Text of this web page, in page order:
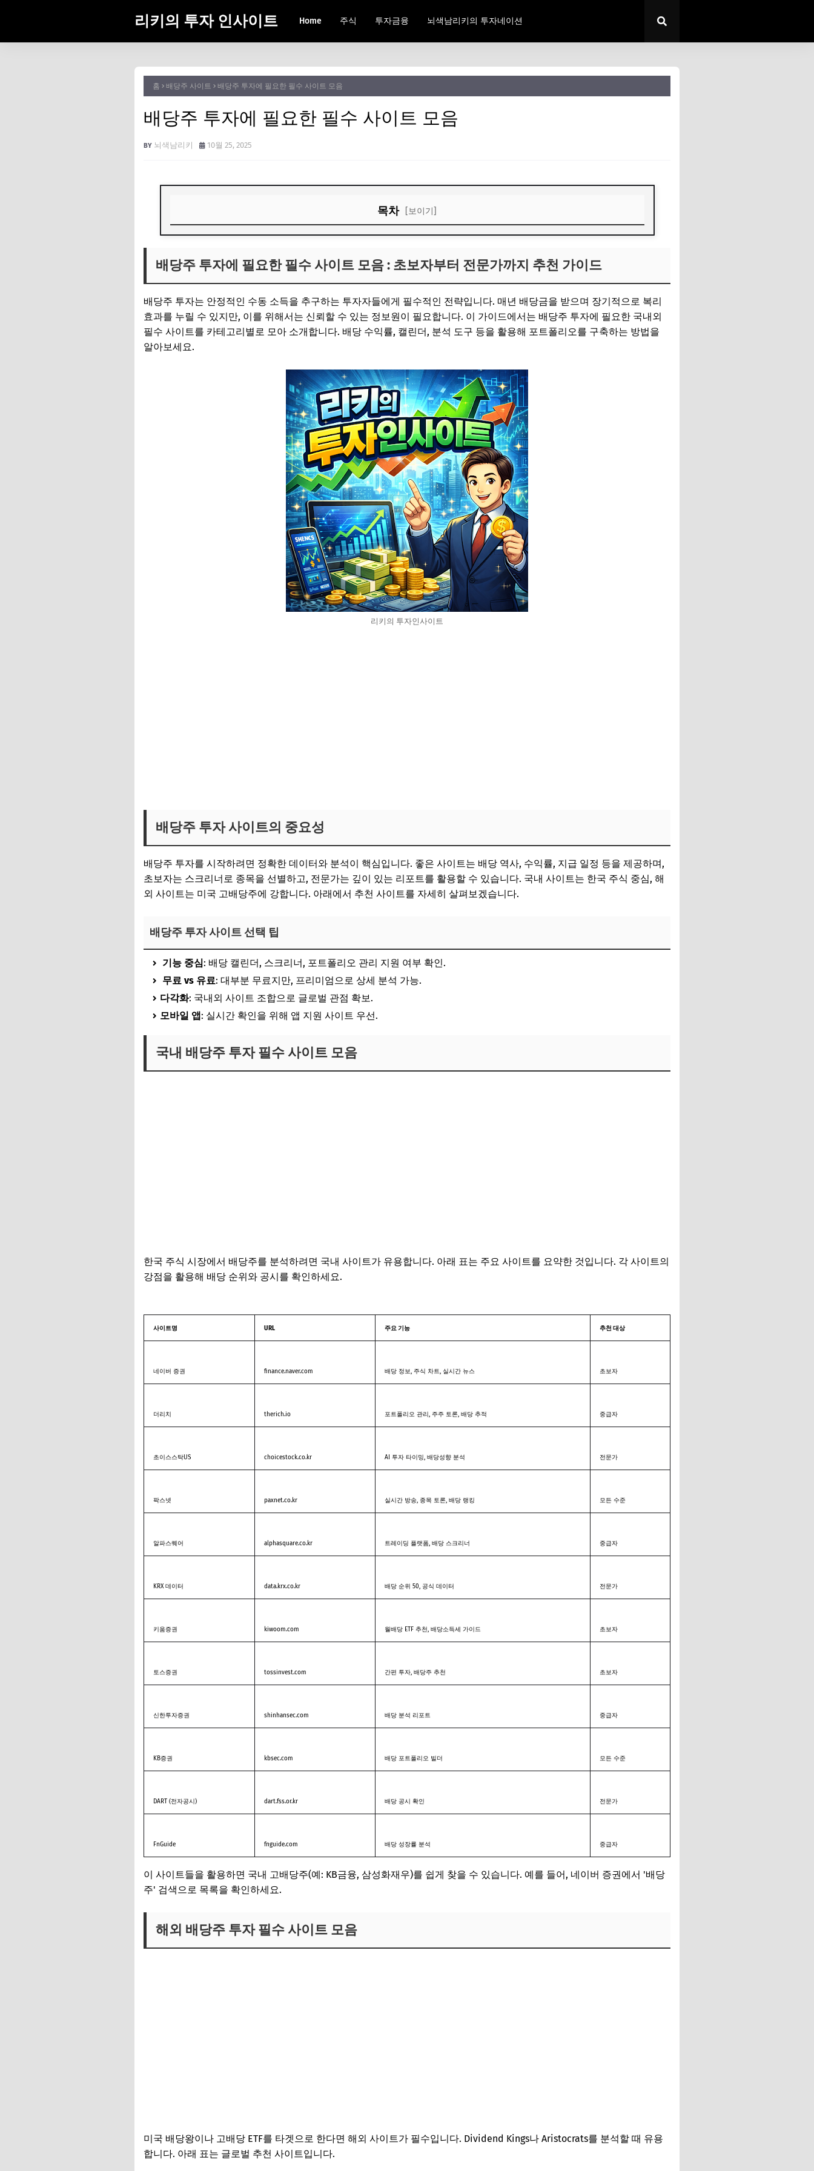
리키의 투자 인사이트 Home 주식 투자금융 뇌색남리키의 투자네이션
홈 배당주 사이트 배당주 투자에 필요한 필수 사이트 모음
배당주 투자에 필요한 필수 사이트 모음
뇌색남리키 10월 25, 2025
목차 [보이기]
배당주 투자 사이트의 중요성
해외 배당주 투자 필수 사이트 모음
배당주 투자 사이트 활용 방법: 단계별 가이드사이트를 효과적으로 활용하는 방법을 알아보세요.
👉 정부지원금 찾기 AI서비스 바로가기👉 ETF 적립식 투자 꾸준함의 마법 바로가기👉 양자컴퓨터 관련주
바로가기👉 리키의 양자역학 양자컴퓨터 이야기 바로가기
배당주 투자 사이트로 안정적 수익 추구하세요
배당주 투자에 필요한 필수 사이트 모음 : 초보자부터 전문가까지 추천 가이드
배당주 투자는 안정적인 수동 소득을 추구하는 투자자들에게 필수적인 전략입니다. 매년 배당금을 받으며 장기적으로 복리
효과를 누릴 수 있지만, 이를 위해서는 신뢰할 수 있는 정보원이 필요합니다. 이 가이드에서는 배당주 투자에 필요한 국내외
필수 사이트를 카테고리별로 모아 소개합니다. 배당 수익률, 캘린더, 분석 도구 등을 활용해 포트폴리오를 구축하는 방법을
알아보세요.
리키의 투자인사이트
배당주 투자 사이트의 중요성
배당주 투자를 시작하려면 정확한 데이터와 분석이 핵심입니다. 좋은 사이트는 배당 역사, 수익률, 지급 일정 등을 제공하며,
초보자는 스크리너로 종목을 선별하고, 전문가는 깊이 있는 리포트를 활용할 수 있습니다. 국내 사이트는 한국 주식 중심, 해
외 사이트는 미국 고배당주에 강합니다. 아래에서 추천 사이트를 자세히 살펴보겠습니다.
배당주 투자 사이트 선택 팁
기능 중심: 배당 캘린더, 스크리너, 포트폴리오 관리 지원 여부 확인.
무료 vs 유료: 대부분 무료지만, 프리미엄으로 상세 분석 가능.
다각화: 국내외 사이트 조합으로 글로벌 관점 확보.
모바일 앱: 실시간 확인을 위해 앱 지원 사이트 우선.
국내 배당주 투자 필수 사이트 모음
한국 주식 시장에서 배당주를 분석하려면 국내 사이트가 유용합니다. 아래 표는 주요 사이트를 요약한 것입니다. 각 사이트의
강점을 활용해 배당 순위와 공시를 확인하세요.
사이트명 URL 주요 기능 추천 대상
네이버 증권 finance.naver.com 배당 정보, 주식 차트, 실시간 뉴스 초보자
더리치 therich.io 포트폴리오 관리, 주주 토론, 배당 추적 중급자
초이스스탁US choicestock.co.kr AI 투자 타이밍, 배당성향 분석 전문가
팍스넷 paxnet.co.kr 실시간 방송, 종목 토론, 배당 랭킹 모든 수준
알파스퀘어 alphasquare.co.kr 트레이딩 플랫폼, 배당 스크리너 중급자
KRX 데이터 data.krx.co.kr 배당 순위 50, 공식 데이터 전문가
키움증권 kiwoom.com 월배당 ETF 추천, 배당소득세 가이드 초보자
토스증권 tossinvest.com 간편 투자, 배당주 추천 초보자
신한투자증권 shinhansec.com 배당 분석 리포트 중급자
KB증권 kbsec.com 배당 포트폴리오 빌더 모든 수준
DART (전자공시) dart.fss.or.kr 배당 공시 확인 전문가
FnGuide fnguide.com 배당 성장률 분석 중급자
이 사이트들을 활용하면 국내 고배당주(예: KB금융, 삼성화재우)를 쉽게 찾을 수 있습니다. 예를 들어, 네이버 증권에서 '배당
주' 검색으로 목록을 확인하세요.
해외 배당주 투자 필수 사이트 모음
미국 배당왕이나 고배당 ETF를 타겟으로 한다면 해외 사이트가 필수입니다. Dividend Kings나 Aristocrats를 분석할 때 유용
합니다. 아래 표는 글로벌 추천 사이트입니다.